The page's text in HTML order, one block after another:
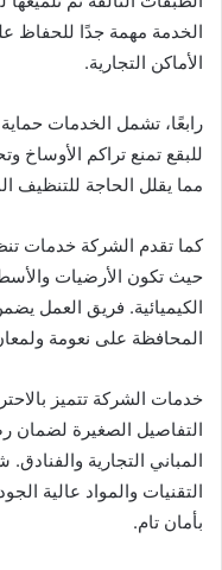
الخدمة مهمة جدًا للحفاظ
الأماكن التجارية.
رابعًا، تشمل الخدمات حماية
للبقع تمنع تراكم الأوساخ
مما يقلل الحاجة للتنظيف
كما تقدم الشركة خدمات
حيث تكون الأرضيات
الكيميائية. فريق العمل
المحافظة على نعومة
خدمات الشركة تتميز
التفاصيل الصغيرة لضمان
المباني التجارية
التقنيات والمواد عالية
بأمان تام.